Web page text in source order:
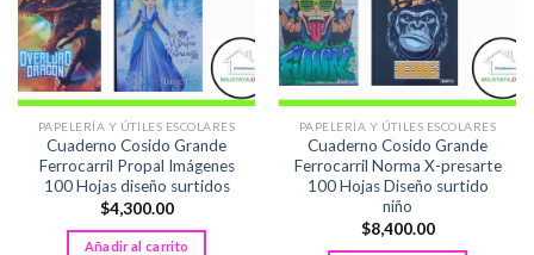
PAPELERÍA Y ÚTILES ESCOLARES
Cuaderno Cosido Grande
Ferrocarril Propal Imágenes
100 Hojas diseño surtidos
$4,300.00
Añadir al carrito
PAPELERÍA Y ÚTILES ESCOLARES
Cuaderno Cosido Grande
Ferrocarril Norma X-presarte
100 Hojas Diseño surtido
niño
$8,400.00